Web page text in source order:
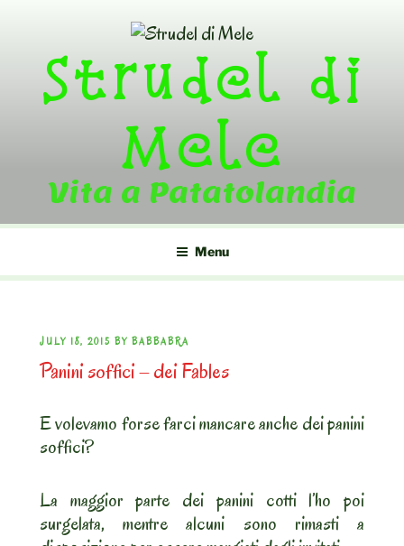
contentStrudel di
Mele
Vita a Patatolandia
Menu
POSTED
ON
JULY 18, 2015 BY BABBABRA
Panini soffici – dei Fables
E volevamo forse farci mancare anche dei panini
soffici?
La maggior parte dei panini cotti l’ho poi
surgelata, mentre alcuni sono rimasti a